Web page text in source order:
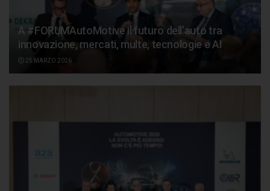
A #FORUMAutoMotive il futuro dell’auto tra
innovazione, mercati, multe, tecnologie e AI
25 MARZO 2026